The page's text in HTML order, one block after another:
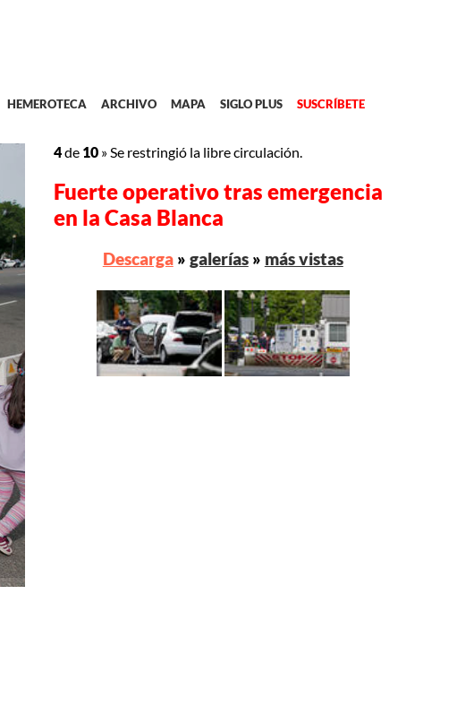
HEMEROTECA ARCHIVO MAPA SIGLO PLUS SUSCRÍBETE
4de 10 »Se restringió la libre circulación.
Fuerte operativo tras emergencia
en la Casa Blanca
Descarga» galerías» más vistas